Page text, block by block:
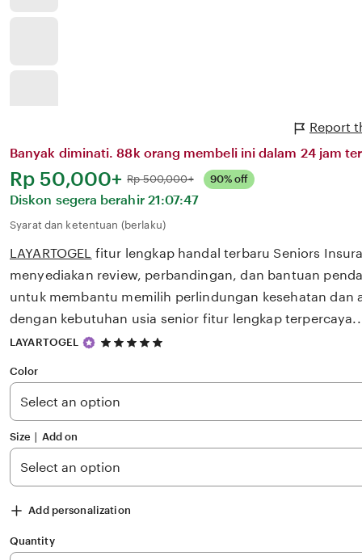
Report
Banyak diminati. 88k orang membeli ini dalam 24 jam
Harga:
Rp 50,000+ Normal:
Rp 500,000+ 90% off
Diskon segera berahir 21:07:47
Syarat dan ketentuan (berlaku)
LAYARTOGEL
fitur lengkap handal terbaru Seniors
menyediakan review, perbandingan, dan bantuan
untuk membantu memilih perlindungan kesehatan dan
dengan kebutuhan usia senior fitur lengkap terpercaya..
LAYARTOGEL
5
5
stars
Color
Size ∣ Add on
Add personalization
Quantity